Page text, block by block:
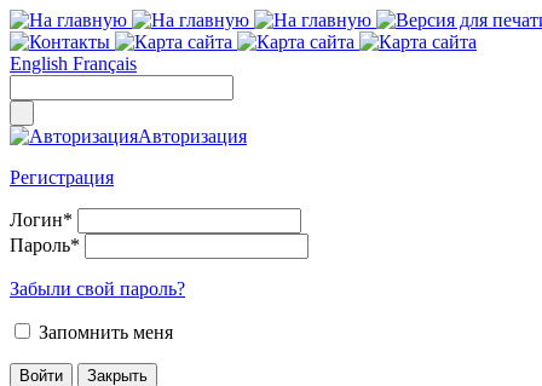
English Français
Авторизация
Регистрация
Логин*
Пароль*
Забыли свой пароль?
Запомнить меня